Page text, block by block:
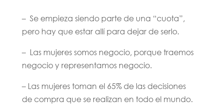
– Se empieza siendo parte de una “cuota”,
pero hay que estar allí para dejar de serlo.
– Las mujeres somos negocio, porque traemos
negocio y representamos negocio.
– Las mujeres toman el 65% de las decisiones
de compra que se realizan en todo el mundo.